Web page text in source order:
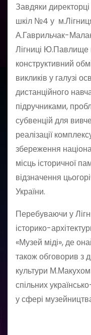
Завдяки
шкіл №4 у
А.Гаврильчак-
Лігниці Ю.Павлище
конструктивний
викликів у галузі
дистанційного
підручниками,
субвенцій для
реалізації
збереження
місць історичної
відзначення
України.
Перебуваючи у
історико-
«Музей міді», де
також обговорив з
культури М.Макухом
спільних
у сфері